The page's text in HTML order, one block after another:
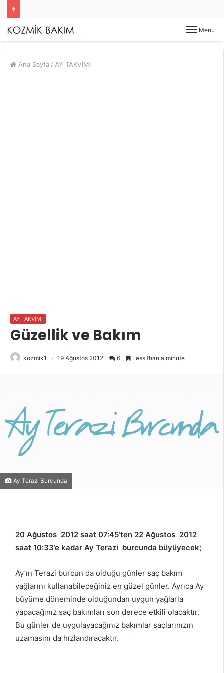
Menu
Ana Sayfa / AY TAKVİMİ
AY TAKVİMİ
Güzellik ve Bakım
kozmik1 19 Ağustos 2012 6 Less than a minute
Ay Terazi Burcunda
20 Ağustos 2012 saat 07:45’ten 22 Ağustos 2012
saat 10:33’e kadar Ay Terazi burcunda büyüyecek;
Ay’ın Terazi burcun da olduğu günler saç bakım
yağlarını kullanabileceğiniz en güzel günler. Ayrıca Ay
büyüme döneminde olduğundan uygun yağlarla
yapacağınız saç bakımları son derece etkili olacaktır.
Bu günler de uygulayacağınız bakımlar saçlarınızın
uzamasını da hızlandıracaktır.